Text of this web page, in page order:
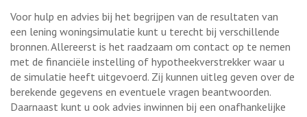
Voor hulp en advies bij het begrijpen van de resultaten van
een lening woningsimulatie kunt u terecht bij verschillende
bronnen. Allereerst is het raadzaam om contact op te nemen
met de financiële instelling of hypotheekverstrekker waar u
de simulatie heeft uitgevoerd. Zij kunnen uitleg geven over de
berekende gegevens en eventuele vragen beantwoorden.
Daarnaast kunt u ook advies inwinnen bij een onafhankelijke